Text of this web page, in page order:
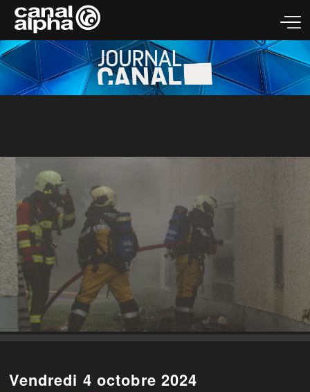
Vendredi 4 octobre 2024